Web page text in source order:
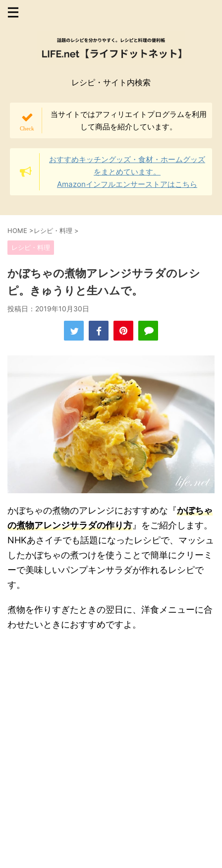
レシピ・サイト内検索
当サイトではアフィリエイトプログラムを利用
して商品を紹介しています。
おすすめキッチングッズ・食材・ホームグッズ
をまとめています。
Amazonインフルエンサーストアはこちら
HOME >レシピ・料理 >
レシピ・料理
かぼちゃの煮物アレンジサラダのレシ
ピ。きゅうりと生ハムで。
投稿日： 2019年10月30日
かぼちゃの煮物のアレンジにおすすめな『かぼちゃ
の煮物アレンジサラダの作り方 』をご紹介します。
NHKあさイチでも話題になったレシピで、マッシュ
したかぼちゃの煮つけを使うことで簡単にクリーミ
ーで美味しいパンプキンサラダが作れるレシピで
す。
煮物を作りすぎたときの翌日に、洋食メニューに合
わせたいときにおすすめですよ。